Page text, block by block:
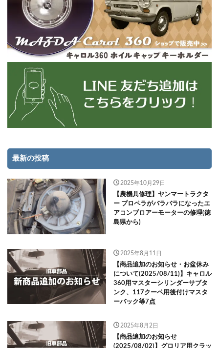
最新の投稿
2025年10月29日
【農機具修理】ヤンマートラクタ
ー プロペラがバラバラになったエ
アコンブロアーモーターの修理(徳
島県から)
2025年8月11日
【商品追加のお知らせ・お盆休み
について(2025/08/11)】キャロル
360用マスターシリンダーサブタ
ンク、117クーペ用後付けマスタ
ーバック等7点
2025年8月2日
【商品追加のお知らせ
(2025/08/02)】グロリア用クラッ